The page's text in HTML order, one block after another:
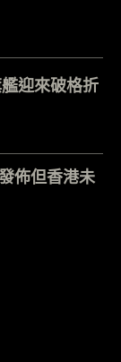
迎來破格折
佈但香港未